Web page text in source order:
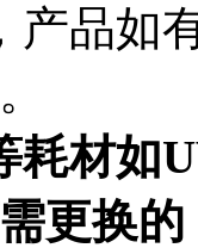
产品如
耗材如
更换